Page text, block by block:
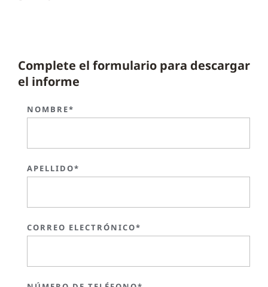
Complete el formulario para descargar
el informe
NOMBRE*
APELLIDO*
CORREO ELECTRÓNICO*